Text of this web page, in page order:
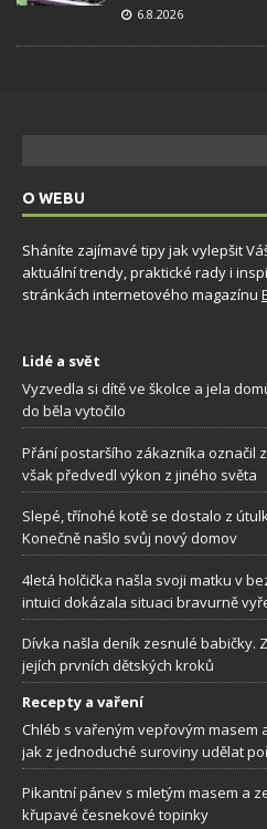
6.8.2026
O WEBU
Sháníte zajímavé tipy jak vylepšit
aktuální trendy, praktické rady i
stránkách internetového magazínu
Lidé a svět
Vyzvedla si dítě ve školce a jela
do běla vytočilo
Přání postaršího zákazníka označil
však předvedl výkon z jiného světa
Slepé, třínohé kotě se dostalo z
Konečně našlo svůj nový domov
4letá holčička našla svoji matku v
intuici dokázala situaci bravurně
Dívka našla deník zesnulé babičky.
jejích prvních dětských kroků
Recepty a vaření
Chléb s vařeným vepřovým masem
jak z jednoduché suroviny udělat
Pikantní pánev s mletým masem a
křupavé česnekové topinky